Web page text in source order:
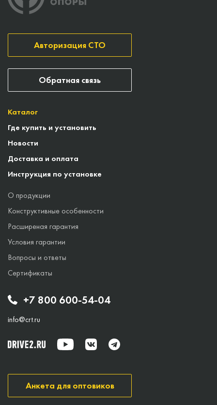
+7 800 600-54-04
info@crt.ru
Каталог
Где купить и установить
Новости
Доставка и оплата
Инструкция по установке
О продукции
Конструктивные особенности
Расширеная гарантия
Условия гарантии
Вопросы и ответы
Сертификаты
Авторизация СТО
Анкета для оптовиков
Обратная связь